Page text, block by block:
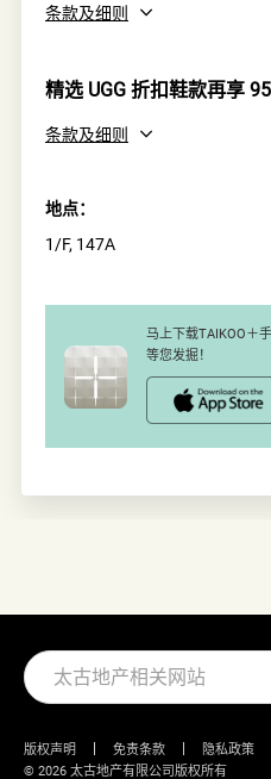
条款及细则
精选 UGG 折扣鞋款再享
条款及细则
地点：
1/F, 147A
马上下载TAIKOO＋
等您发掘！
太古地产相关网站
版权声明 免责条款
隐私政策
© 2026 太古地产有限公司版权所有